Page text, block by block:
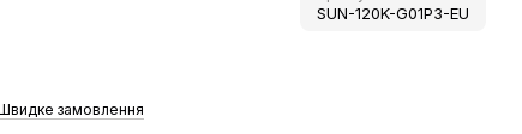
SUN-120K-G01P3-EU
замовлення